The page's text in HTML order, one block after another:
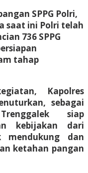
SPPG Polri,
saat ini Polri telah
736 SPPG
tahap
Kapolres
sebagai
siap
kebijakan dari
mendukung dan
ketahan pangan